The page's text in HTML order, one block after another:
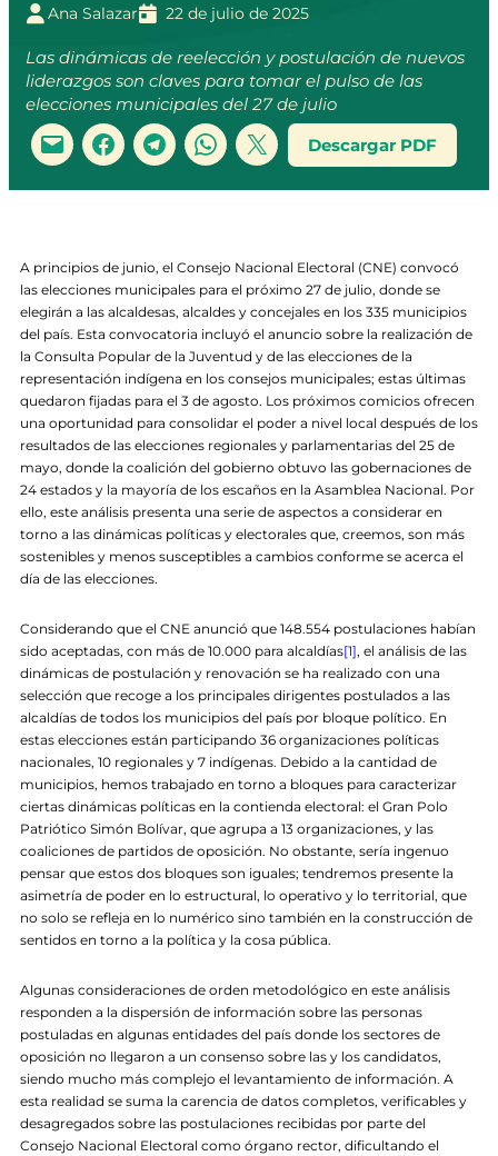
Ana Salazar 22 de julio de 2025
Las dinámicas de reelección y postulación de nuevos
liderazgos son claves para tomar el pulso de las
elecciones municipales del 27 de julio
Descargar PDF
A principios de junio, el Consejo Nacional Electoral (CNE) convocó
las elecciones municipales para el próximo 27 de julio, donde se
elegirán a las alcaldesas, alcaldes y concejales en los 335 municipios
del país. Esta convocatoria incluyó el anuncio sobre la realización de
la Consulta Popular de la Juventud y de las elecciones de la
representación indígena en los consejos municipales; estas últimas
quedaron fijadas para el 3 de agosto. Los próximos comicios ofrecen
una oportunidad para consolidar el poder a nivel local después de los
resultados de las elecciones regionales y parlamentarias del 25 de
mayo, donde la coalición del gobierno obtuvo las gobernaciones de
24 estados y la mayoría de los escaños en la Asamblea Nacional. Por
ello, este análisis presenta una serie de aspectos a considerar en
torno a las dinámicas políticas y electorales que, creemos, son más
sostenibles y menos susceptibles a cambios conforme se acerca el
día de las elecciones.
Considerando que el CNE anunció que 148.554 postulaciones habían
sido aceptadas, con más de 10.000 para alcaldías[1], el análisis de las
dinámicas de postulación y renovación se ha realizado con una
selección que recoge a los principales dirigentes postulados a las
alcaldías de todos los municipios del país por bloque político. En
estas elecciones están participando 36 organizaciones políticas
nacionales, 10 regionales y 7 indígenas. Debido a la cantidad de
municipios, hemos trabajado en torno a bloques para caracterizar
ciertas dinámicas políticas en la contienda electoral: el Gran Polo
Patriótico Simón Bolívar, que agrupa a 13 organizaciones, y las
coaliciones de partidos de oposición. No obstante, sería ingenuo
pensar que estos dos bloques son iguales; tendremos presente la
asimetría de poder en lo estructural, lo operativo y lo territorial, que
no solo se refleja en lo numérico sino también en la construcción de
sentidos en torno a la política y la cosa pública.
Algunas consideraciones de orden metodológico en este análisis
responden a la dispersión de información sobre las personas
postuladas en algunas entidades del país donde los sectores de
oposición no llegaron a un consenso sobre las y los candidatos,
siendo mucho más complejo el levantamiento de información. A
esta realidad se suma la carencia de datos completos, verificables y
desagregados sobre las postulaciones recibidas por parte del
Consejo Nacional Electoral como órgano rector, dificultando el